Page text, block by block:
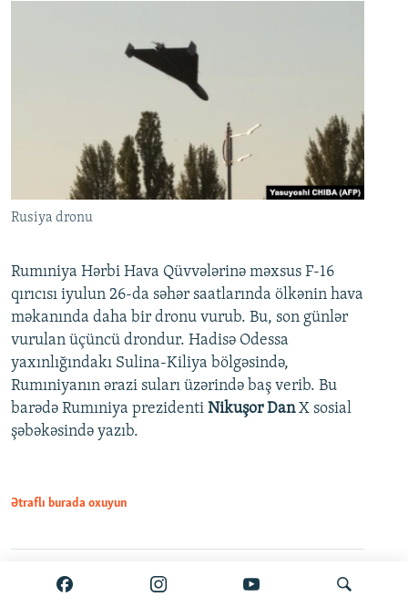
Rusiya dronu
Rumıniya Hərbi Hava Qüvvələrinə məxsus F-16
qırıcısı iyulun 26-da səhər saatlarında ölkənin hava
məkanında daha bir dronu vurub. Bu, son günlər
vurulan üçüncü drondur. Hadisə Odessa
yaxınlığındakı Sulina-Kiliya bölgəsində,
Rumıniyanın ərazi suları üzərində baş verib. Bu
barədə Rumıniya prezidenti Nikuşor DanX sosial
şəbəkəsində yazıb.
Ətraflı burada oxuyun
Paylaş PDF VPN-siz açmaq